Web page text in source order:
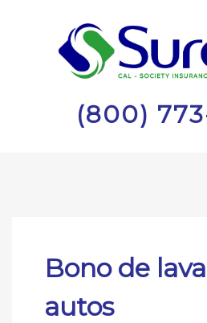
(800)
Bono de
autos